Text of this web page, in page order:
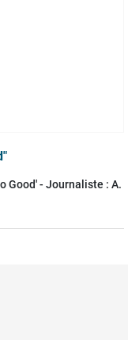
Good' - Journaliste : A.